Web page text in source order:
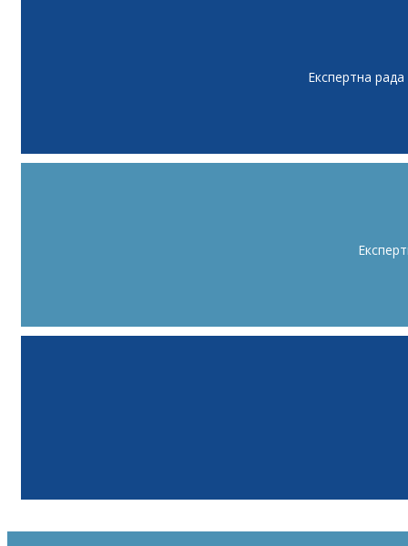
Експертна